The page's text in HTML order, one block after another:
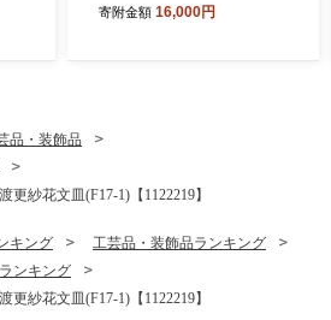
寄附金額 16,000円
品・装飾品
紗花文皿(F17-1)【1122219】
キング
工芸品・装飾品ランキング
ンキング
紗花文皿(F17-1)【1122219】